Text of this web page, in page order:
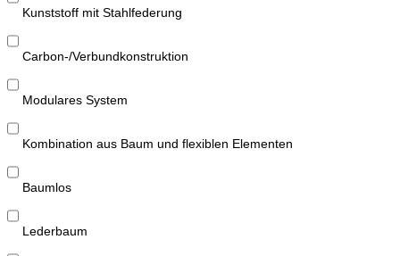
Kunststoff mit Stahlfederung
Carbon-/Verbundkonstruktion
Modulares System
Kombination aus Baum und flexiblen Elementen
Baumlos
Lederbaum